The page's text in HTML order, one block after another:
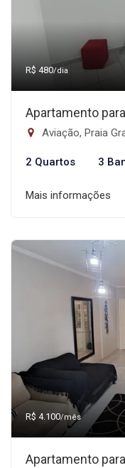
R$ 480/dia
Apartamento
Aviação, Praia
2 Quartos 3
Mais informações
R$ 4.100/mês
Apartamento